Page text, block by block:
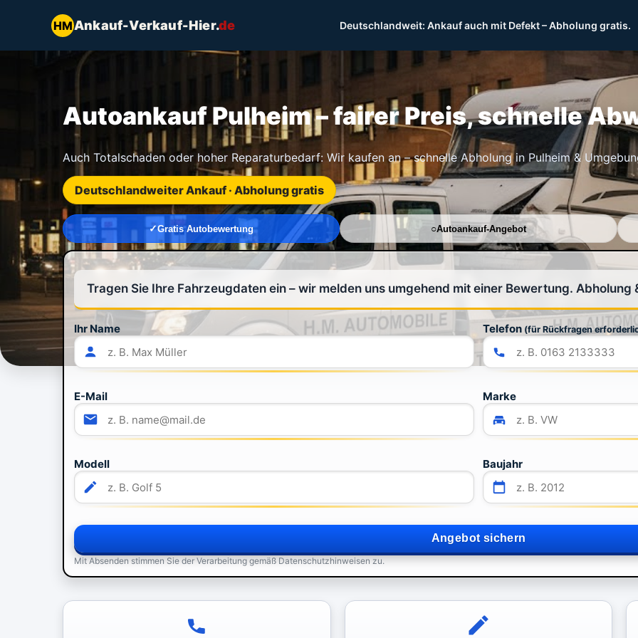
HMAnkauf-Verkauf-Hier.de Deutschlandweit: Ankauf auch mit Defekt – Abholung gratis.
Autoankauf Pulheim – fairer Preis, schnelle
Auch Totalschaden oder hoher Reparaturbedarf: Wir kaufen an – schnelle Abholung in Pulheim &
Deutschlandweiter Ankauf · Abholung gratis
Gratis Autobewertung Autoankauf-Angebot
Tragen Sie Ihre Fahrzeugdaten ein – wir melden uns umgehend mit einer Bewertung. Abholung
Ihr Name Telefon (für Rückfragen
E-Mail Marke
Modell Baujahr
Angebot sichern
Mit Absenden stimmen Sie der Verarbeitung gemäß Datenschutzhinweisen zu.